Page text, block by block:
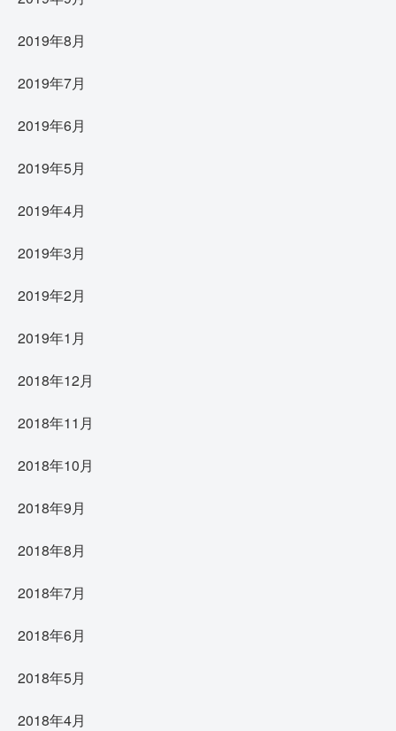
2019年8月
2019年7月
2019年6月
2019年5月
2019年4月
2019年3月
2019年2月
2019年1月
2018年12月
2018年11月
2018年10月
2018年9月
2018年8月
2018年7月
2018年6月
2018年5月
2018年4月